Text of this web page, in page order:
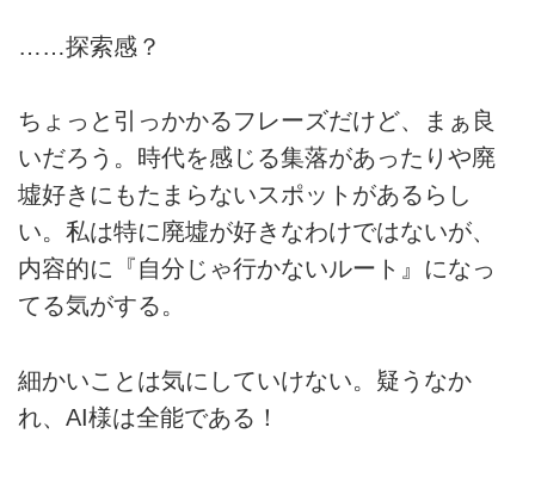
……探索感？
ちょっと引っかかるフレーズだけど、まぁ良
いだろう。時代を感じる集落があったりや廃
墟好きにもたまらないスポットがあるらし
い。私は特に廃墟が好きなわけではないが、
内容的に『自分じゃ行かないルート』になっ
てる気がする。
細かいことは気にしていけない。疑うなか
れ、AI様は全能である！